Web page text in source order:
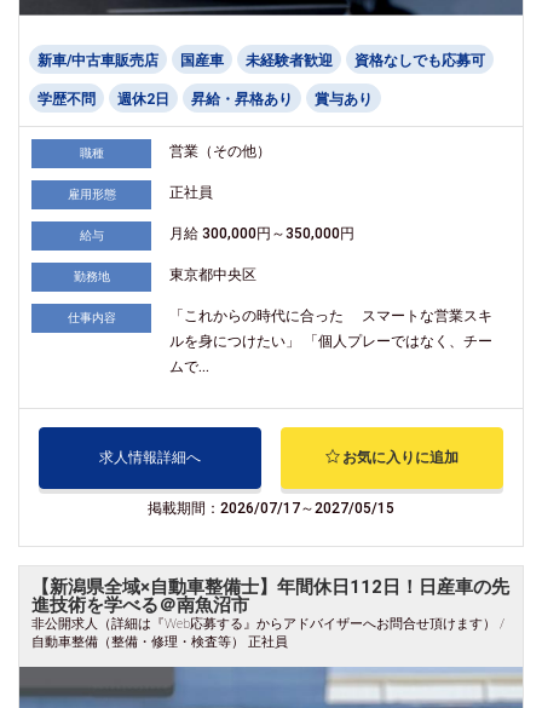
新車/中古車販売店 国産車 未経験者歓迎 資格なしでも応募可
学歴不問 週休2日 昇給・昇格あり 賞与あり
職種 営業（その他）
雇用形態 正社員
給与 月給 300,000円～350,000円
勤務地 東京都中央区
仕事内容
「これからの時代に合った スマートな営業スキ
ルを身につけたい」 「個人プレーではなく、チー
ムで...
求人情報詳細へ お気に入りに追加
掲載期間：2026/07/17～2027/05/15
【新潟県全域×自動車整備士】年間休日112日！日産車の先
進技術を学べる＠南魚沼市
非公開求人（詳細は『Web応募する』からアドバイザーへお問合せ頂けます） /
自動車整備（整備・修理・検査等） 正社員